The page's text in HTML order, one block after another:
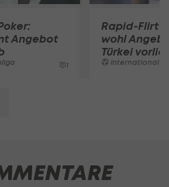
Angebot
1
Rapid-Flirt
wohl
Türkei
International